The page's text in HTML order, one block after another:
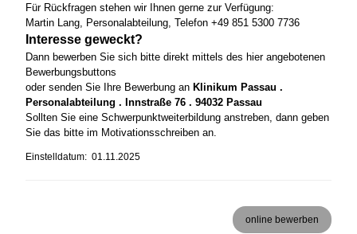
Für Rückfragen stehen wir Ihnen gerne zur Verfügung:
Martin Lang, Personalabteilung, Telefon +49 851 5300 7736
Interesse geweckt?
Dann bewerben Sie sich bitte direkt mittels des hier angebotenen
Bewerbungsbuttons
oder senden Sie Ihre Bewerbung an Klinikum Passau .
Personalabteilung . Innstraße 76 . 94032 Passau
Sollten Sie eine Schwerpunktweiterbildung anstreben, dann geben
Sie das bitte im Motivationsschreiben an.
Einstelldatum: 01.11.2025
online bewerben